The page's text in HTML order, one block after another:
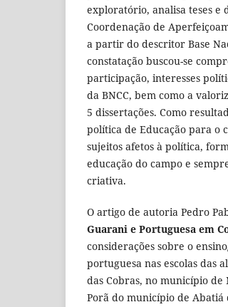
exploratório, analisa teses e
Coordenação de
a partir do descritor Base
constatação buscou-se
participação, interesses
da BNCC, bem como a
5 dissertações. Como
política de Educação para o
sujeitos afetos à política,
educação do campo e
criativa.
O artigo de autoria Pedro
Guarani e Portuguesa em
considerações sobre o
portuguesa nas escolas das
das Cobras, no município
Porã do município de Abatiá